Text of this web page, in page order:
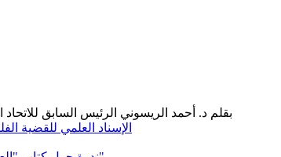
الإسناد العلمي للقضية